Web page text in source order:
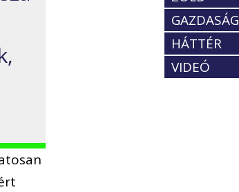
GAZDASÁG
HÁTTÉR
VIDEÓ